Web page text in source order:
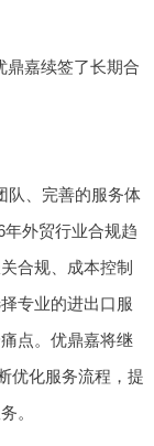
鼎嘉续签了长期合
队、完善的服务体
外贸行业合规趋
合规、成本控制
专业的进出口服
点。优鼎嘉将继
优化服务流程，提
。